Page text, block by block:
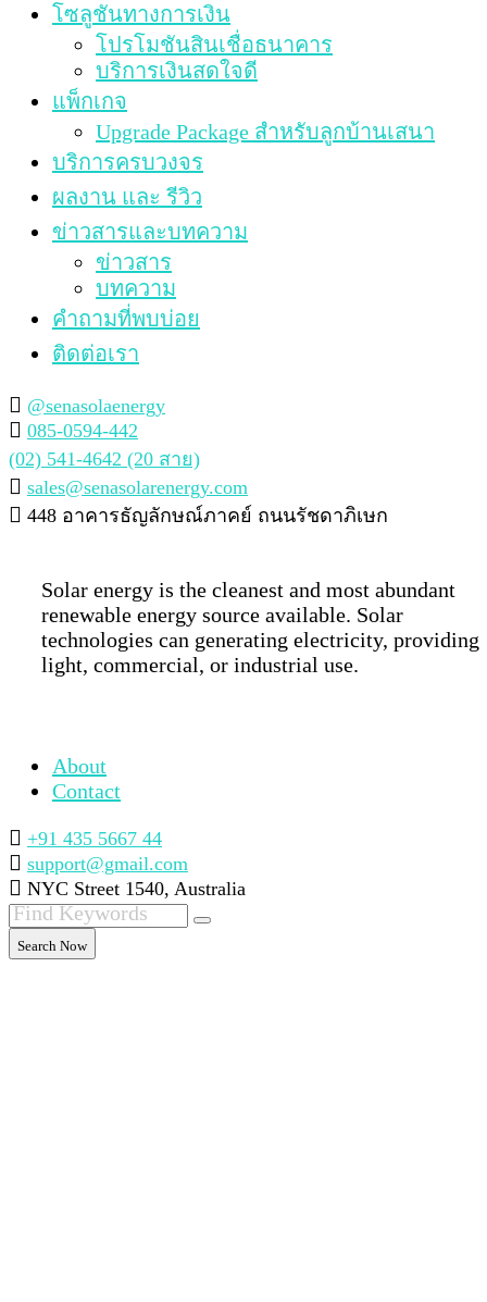
โซลูชันทางการเงิน
โปรโมชันสินเชื่อธนาคาร
บริการเงินสดใจดี
แพ็กเกจ
Upgrade Package สำหรับลูกบ้านเสนา
บริการครบวงจร
ผลงาน และ รีวิว
ข่าวสารและบทความ
ข่าวสาร
บทความ
คำถามที่พบบ่อย
ติดต่อเรา
@senasolaenergy
085-0594-442
(02) 541-4642 (20 สาย)
sales@senasolarenergy.com
448 อาคารธัญลักษณ์ภาคย์ ถนนรัชดาภิเษก
Solar energy is the cleanest and most abundant
renewable energy source available. Solar
technologies can generating electricity, providing
light, commercial, or industrial use.
About
Contact
+91 435 5667 44
support@gmail.com
NYC Street 1540, Australia
Search Now